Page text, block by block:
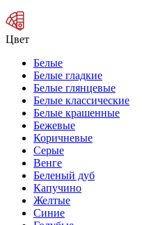
Цвет
Белые
Белые гладкие
Белые глянцевые
Белые классические
Белые крашенные
Бежевые
Коричневые
Серые
Венге
Беленый дуб
Капучино
Желтые
Синие